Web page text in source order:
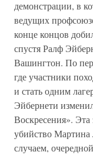
демонстрации, в
ведущих
конце концов
спустя Ралф
Вашингтон. По
где участники
и стать одним
Эйбернети
Воскресения».
убийство
случаем,